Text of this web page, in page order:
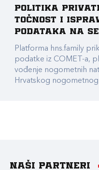
Politika
točnost i
podataka na
Platforma hns.family
podatke iz COMET-a,
vođenje nogometnih
Hrvatskog nogometnog
Naši partneri